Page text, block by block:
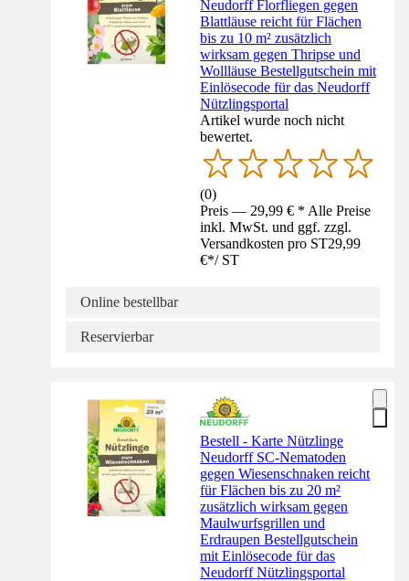
Neudorff Florfliegen gegen
Blattläuse reicht für Flächen
bis zu 10 m² zusätzlich
wirksam gegen Thripse und
Wollläuse Bestellgutschein mit
Einlösecode für das Neudorff
Nützlingsportal
Artikel wurde noch nicht
bewertet.
(0)
Preis — 29,99 € * Alle Preise
inkl. MwSt. und ggf. zzgl.
Versandkosten pro ST29,99
€*/ ST
Online bestellbar
Reservierbar
Bestell - Karte Nützlinge
Neudorff SC-Nematoden
gegen Wiesenschnaken reicht
für Flächen bis zu 20 m²
zusätzlich wirksam gegen
Maulwurfsgrillen und
Erdraupen Bestellgutschein
mit Einlösecode für das
Neudorff Nützlingsportal